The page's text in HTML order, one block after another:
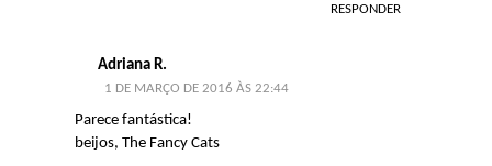
RESPONDER
Adriana R.
1 DE MARÇO DE 2016 ÀS 22:44
Parece fantástica!
beijos, The Fancy Cats